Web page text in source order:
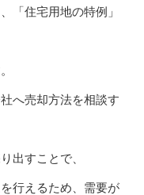
「住宅用地の特例」
へ売却方法を相談す
出すことで、
行えるため、需要が